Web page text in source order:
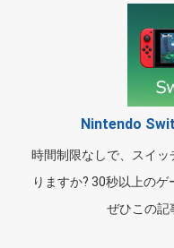
Nintendo
時間制限なしで、スイ
りますか? 30秒以上のゲ
ぜひこの記